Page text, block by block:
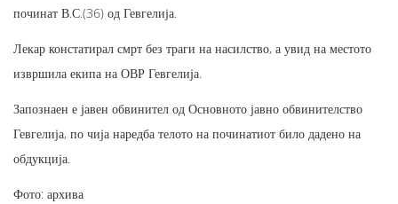
починат В.С.(36) од Гевгелија.
Лекар констатирал смрт без траги на насилство, а увид на местото
извршила екипа на ОВР Гевгелија.
Запознаен е јавен обвинител од Основното јавно обвинителство
Гевгелија, по чија наредба телото на починатиот било дадено на
обдукција.
Фото: архива